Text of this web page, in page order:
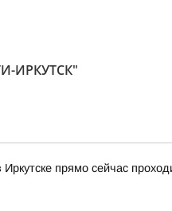
ИРКУТСК"
прямо сейчас